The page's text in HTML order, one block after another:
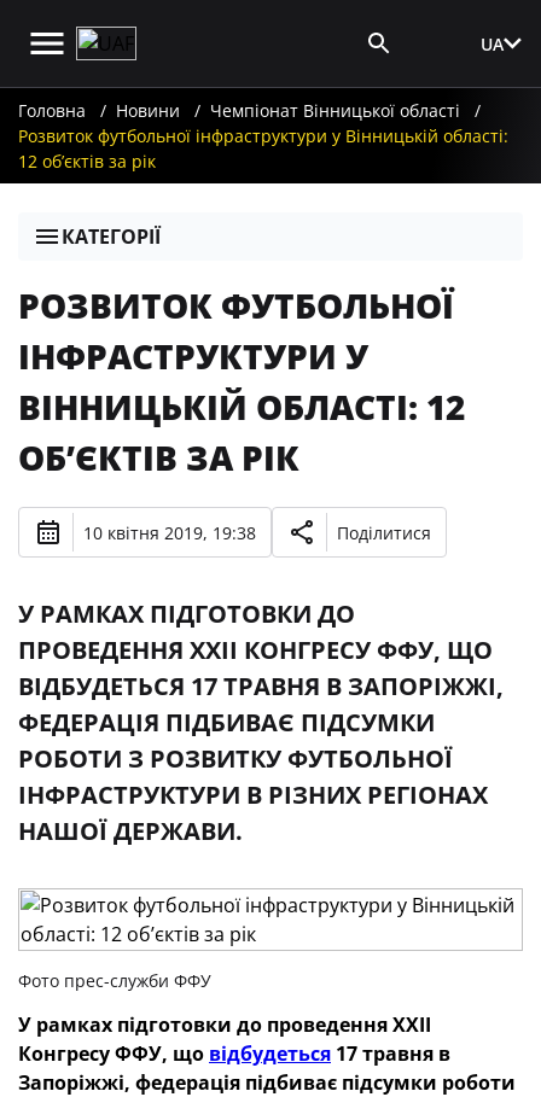
UA
Головна Новини
Чемпіонат Вінницької області
Розвиток футбольної інфраструктури у Вінницькій області:
12 об’єктів за рік
КАТЕГОРІЇ
РОЗВИТОК ФУТБОЛЬНОЇ
ІНФРАСТРУКТУРИ У
ВІННИЦЬКІЙ ОБЛАСТІ: 12
ОБ’ЄКТІВ ЗА РІК
10 квітня 2019, 19:38 Поділитися
У РАМКАХ ПІДГОТОВКИ ДО
ПРОВЕДЕННЯ XXII КОНГРЕСУ ФФУ, ЩО
ВІДБУДЕТЬСЯ 17 ТРАВНЯ В ЗАПОРІЖЖІ,
ФЕДЕРАЦІЯ ПІДБИВАЄ ПІДСУМКИ
РОБОТИ З РОЗВИТКУ ФУТБОЛЬНОЇ
ІНФРАСТРУКТУРИ В РІЗНИХ РЕГІОНАХ
НАШОЇ ДЕРЖАВИ.
Фото прес-служби ФФУ
У рамках підготовки до проведення XXII
Конгресу ФФУ, що відбудеться 17 травня в
Запоріжжі, федерація підбиває підсумки роботи